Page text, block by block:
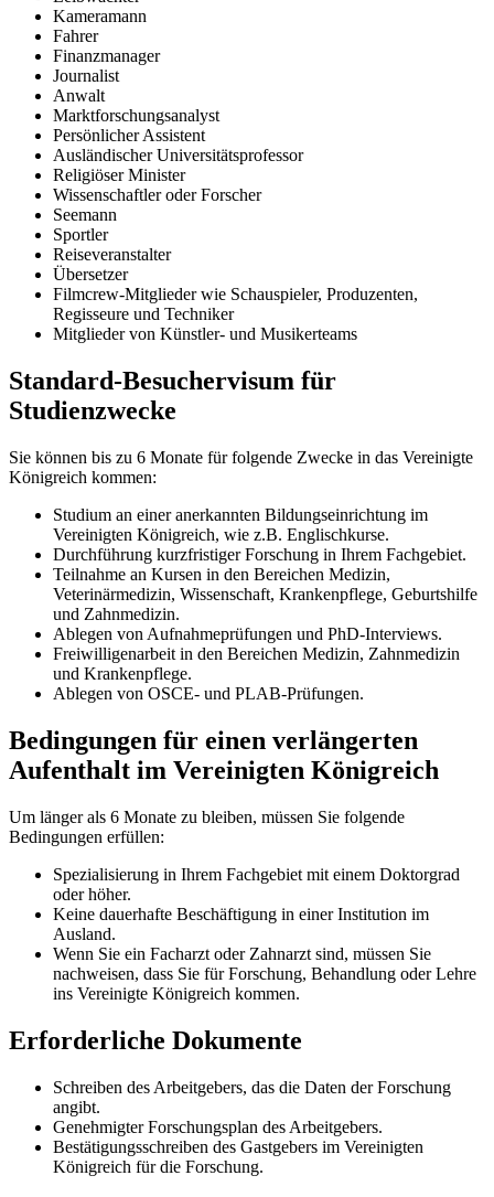
Kameramann
Fahrer
Finanzmanager
Journalist
Anwalt
Marktforschungsanalyst
Persönlicher Assistent
Ausländischer Universitätsprofessor
Religiöser Minister
Wissenschaftler oder Forscher
Seemann
Sportler
Reiseveranstalter
Übersetzer
Filmcrew-Mitglieder wie Schauspieler, Produzenten,
Regisseure und Techniker
Mitglieder von Künstler- und Musikerteams
Standard-Besuchervisum für
Studienzwecke
Sie können bis zu 6 Monate für folgende Zwecke in das Vereinigte
Königreich kommen:
Studium an einer anerkannten Bildungseinrichtung im
Vereinigten Königreich, wie z.B. Englischkurse.
Durchführung kurzfristiger Forschung in Ihrem Fachgebiet.
Teilnahme an Kursen in den Bereichen Medizin,
Veterinärmedizin, Wissenschaft, Krankenpflege, Geburtshilfe
und Zahnmedizin.
Ablegen von Aufnahmeprüfungen und PhD-Interviews.
Freiwilligenarbeit in den Bereichen Medizin, Zahnmedizin
und Krankenpflege.
Ablegen von OSCE- und PLAB-Prüfungen.
Bedingungen für einen verlängerten
Aufenthalt im Vereinigten Königreich
Um länger als 6 Monate zu bleiben, müssen Sie folgende
Bedingungen erfüllen:
Spezialisierung in Ihrem Fachgebiet mit einem Doktorgrad
oder höher.
Keine dauerhafte Beschäftigung in einer Institution im
Ausland.
Wenn Sie ein Facharzt oder Zahnarzt sind, müssen Sie
nachweisen, dass Sie für Forschung, Behandlung oder Lehre
ins Vereinigte Königreich kommen.
Erforderliche Dokumente
Schreiben des Arbeitgebers, das die Daten der Forschung
angibt.
Genehmigter Forschungsplan des Arbeitgebers.
Bestätigungsschreiben des Gastgebers im Vereinigten
Königreich für die Forschung.